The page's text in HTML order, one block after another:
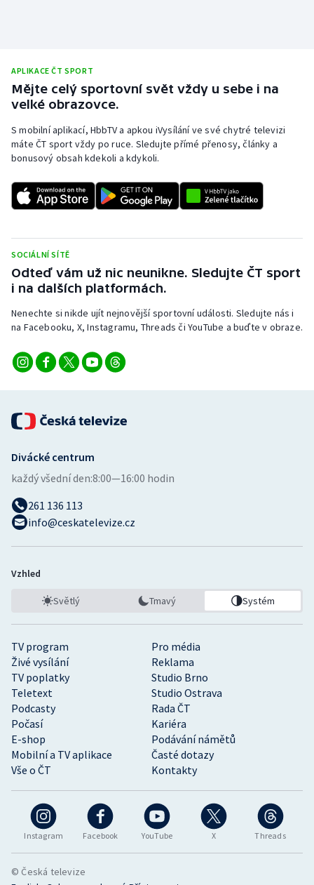
APLIKACE ČT SPORT
Mějte celý sportovní svět vždy u sebe i na
velké obrazovce.
S mobilní aplikací, HbbTV a apkou iVysílání ve své chytré televizi
máte ČT sport vždy po ruce. Sledujte přímé přenosy, články a
bonusový obsah kdekoli a kdykoli.
SOCIÁLNÍ SÍTĚ
Odteď vám už nic neunikne. Sledujte ČT sport
i na dalších platformách.
Nenechte si nikde ujít nejnovější sportovní události. Sledujte nás i
na Facebooku, X, Instagramu, Threads či YouTube a buďte v obraze.
Instagram Facebook YouTube X Threads
TV program
Pro média
Živé vysílání
Reklama
TV poplatky
Studio Brno
Teletext
Studio Ostrava
Podcasty
Rada ČT
Počasí
Kariéra
E-shop
Podávání námětů
Mobilní a TV aplikace
Časté dotazy
Vše o ČT
Kontakty
Divácké centrum
každý všední den:8:00—16:00 hodin
261 136 113
info@ceskatelevize.cz
Vzhled
Světlý Tmavý Systém
© Česká televize